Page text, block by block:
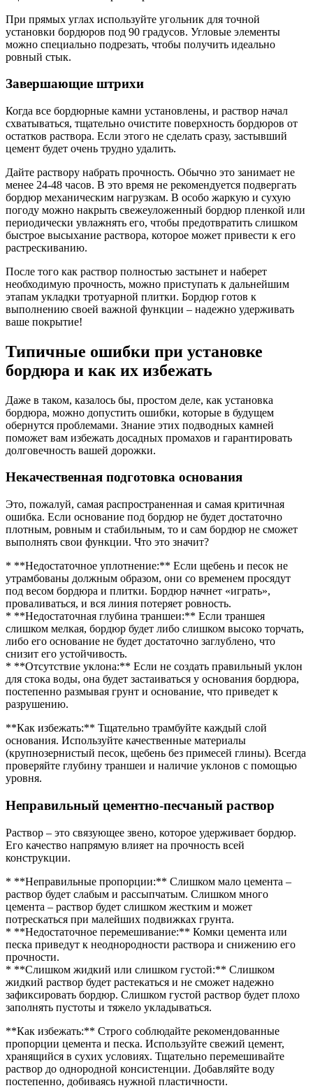
При прямых углах используйте угольник для точной
установки бордюров под 90 градусов. Угловые элементы
можно специально подрезать, чтобы получить идеально
ровный стык.
Завершающие штрихи
Когда все бордюрные камни установлены, и раствор начал
схватываться, тщательно очистите поверхность бордюров от
остатков раствора. Если этого не сделать сразу, застывший
цемент будет очень трудно удалить.
Дайте раствору набрать прочность. Обычно это занимает не
менее 24-48 часов. В это время не рекомендуется подвергать
бордюр механическим нагрузкам. В особо жаркую и сухую
погоду можно накрыть свежеуложенный бордюр пленкой или
периодически увлажнять его, чтобы предотвратить слишком
быстрое высыхание раствора, которое может привести к его
растрескиванию.
После того как раствор полностью застынет и наберет
необходимую прочность, можно приступать к дальнейшим
этапам укладки тротуарной плитки. Бордюр готов к
выполнению своей важной функции – надежно удерживать
ваше покрытие!
Типичные ошибки при установке
бордюра и как их избежать
Даже в таком, казалось бы, простом деле, как установка
бордюра, можно допустить ошибки, которые в будущем
обернутся проблемами. Знание этих подводных камней
поможет вам избежать досадных промахов и гарантировать
долговечность вашей дорожки.
Некачественная подготовка основания
Это, пожалуй, самая распространенная и самая критичная
ошибка. Если основание под бордюр не будет достаточно
плотным, ровным и стабильным, то и сам бордюр не сможет
выполнять свои функции. Что это значит?
* **Недостаточное уплотнение:** Если щебень и песок не
утрамбованы должным образом, они со временем просядут
под весом бордюра и плитки. Бордюр начнет «играть»,
проваливаться, и вся линия потеряет ровность.
* **Недостаточная глубина траншеи:** Если траншея
слишком мелкая, бордюр будет либо слишком высоко торчать,
либо его основание не будет достаточно заглублено, что
снизит его устойчивость.
* **Отсутствие уклона:** Если не создать правильный уклон
для стока воды, она будет застаиваться у основания бордюра,
постепенно размывая грунт и основание, что приведет к
разрушению.
**Как избежать:** Тщательно трамбуйте каждый слой
основания. Используйте качественные материалы
(крупнозернистый песок, щебень без примесей глины). Всегда
проверяйте глубину траншеи и наличие уклонов с помощью
уровня.
Неправильный цементно-песчаный раствор
Раствор – это связующее звено, которое удерживает бордюр.
Его качество напрямую влияет на прочность всей
конструкции.
* **Неправильные пропорции:** Слишком мало цемента –
раствор будет слабым и рассыпчатым. Слишком много
цемента – раствор будет слишком жестким и может
потрескаться при малейших подвижках грунта.
* **Недостаточное перемешивание:** Комки цемента или
песка приведут к неоднородности раствора и снижению его
прочности.
* **Слишком жидкий или слишком густой:** Слишком
жидкий раствор будет растекаться и не сможет надежно
зафиксировать бордюр. Слишком густой раствор будет плохо
заполнять пустоты и тяжело укладываться.
**Как избежать:** Строго соблюдайте рекомендованные
пропорции цемента и песка. Используйте свежий цемент,
хранящийся в сухих условиях. Тщательно перемешивайте
раствор до однородной консистенции. Добавляйте воду
постепенно, добиваясь нужной пластичности.